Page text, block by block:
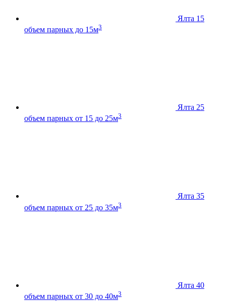
Ялта 15
объем парных до 15м3
Ялта 25
объем парных от 15 до 25м3
Ялта 35
объем парных от 25 до 35м3
Ялта 40
объем парных от 30 до 40м3